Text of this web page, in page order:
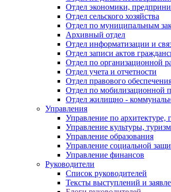
Отдел экономики,
Отдел сельского хозяйства
Отдел по муниципальным
Архивный отдел
Отдел информатизации и
Отдел записи актов
Отдел по организационной
Отдел учета и отчетности
Отдел правового
Отдел по мобилизационной
Отдел жилищно -
Управления
Управление по
Управление культуры,
Управление образования
Управление социальной
Управление финансов
Руководители
Список руководителей
Тексты выступлений и